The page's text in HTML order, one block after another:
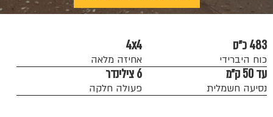
483 כ״ס
כוח היברידי
4x4
אחיזה מלאה
עד 50 ק״מ
נסיעה חשמלית
6 צילינדר
פעולה חלקה